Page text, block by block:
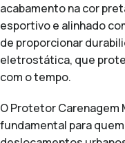
acabamento na cor
esportivo e alinhado
de proporcionar
eletrostática, que
com o tempo.
O Protetor Carenagem
fundamental para